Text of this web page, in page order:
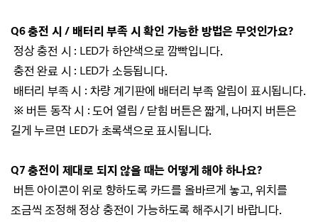
Q6 충전 시 / 배터리 부족 시 확인 가능한 방법은 무엇인가요?
정상 충전 시 : LED가 하얀색으로 깜빡입니다.
충전 완료 시 : LED가 소등됩니다.
배터리 부족 시 : 차량 계기판에 배터리 부족 알림이 표시됩니다.
※ 버튼 동작 시 :도어 열림 / 닫힘 버튼은 짧게, 나머지 버튼은
길게 누르면 LED가 초록색으로 표시됩니다.
Q7 충전이 제대로 되지 않을 때는 어떻게 해야 하나요?
버튼 아이콘이 위로 향하도록 카드를 올바르게 놓고, 위치를
조금씩 조정해 정상 충전이 가능하도록 해주시기 바랍니다.